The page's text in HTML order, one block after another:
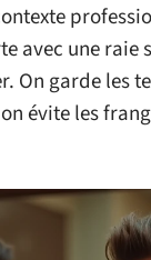
avec une
On garde les
évite les